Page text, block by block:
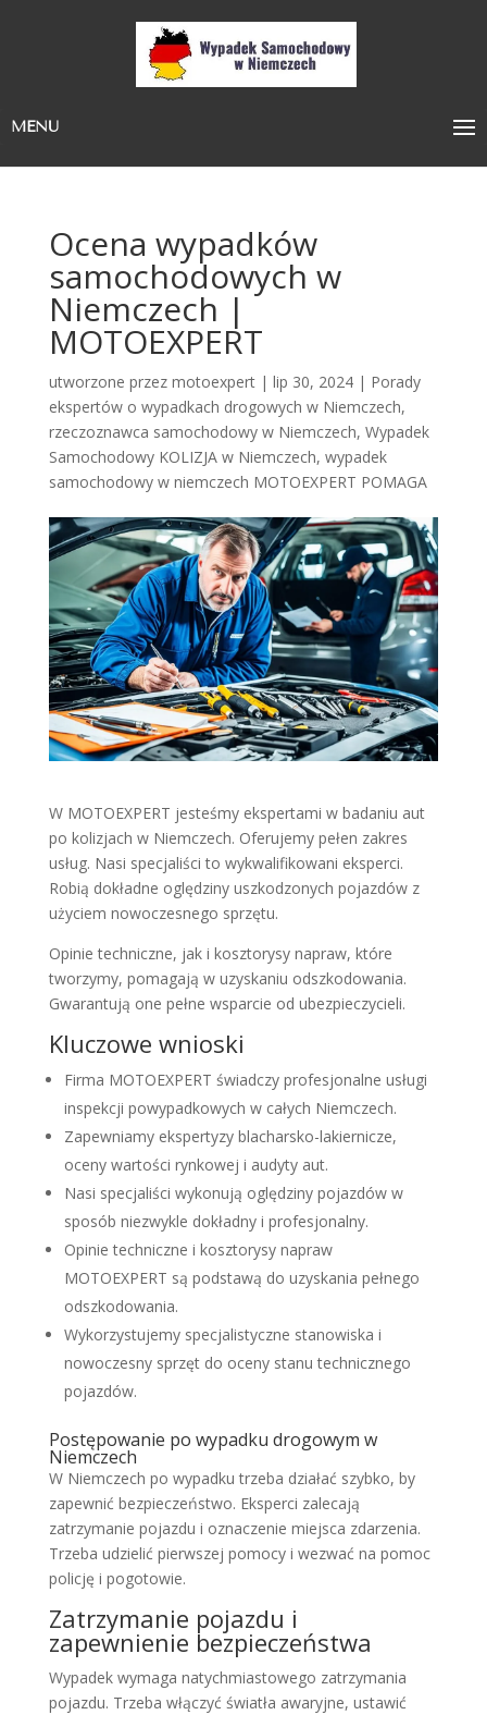
MENU
Ocena wypadków
samochodowych w
Niemczech |
MOTOEXPERT
utworzone przez motoexpert| lip 30, 2024| Porady
ekspertów o wypadkach drogowych w Niemczech,
rzeczoznawca samochodowy w Niemczech, Wypadek
Samochodowy KOLIZJA w Niemczech, wypadek
samochodowy w niemczech MOTOEXPERT POMAGA
W MOTOEXPERT jesteśmy ekspertami w badaniu aut
po kolizjach w Niemczech. Oferujemy pełen zakres
usług. Nasi specjaliści to wykwalifikowani eksperci.
Robią dokładne oględziny uszkodzonych pojazdów z
użyciem nowoczesnego sprzętu.
Opinie techniczne, jak i kosztorysy napraw, które
tworzymy, pomagają w uzyskaniu odszkodowania.
Gwarantują one pełne wsparcie od ubezpieczycieli.
Kluczowe wnioski
Firma MOTOEXPERT świadczy profesjonalne usługi
inspekcji powypadkowych w całych Niemczech.
Zapewniamy ekspertyzy blacharsko-lakiernicze,
oceny wartości rynkowej i audyty aut.
Nasi specjaliści wykonują oględziny pojazdów w
sposób niezwykle dokładny i profesjonalny.
Opinie techniczne i kosztorysy napraw
MOTOEXPERT są podstawą do uzyskania pełnego
odszkodowania.
Wykorzystujemy specjalistyczne stanowiska i
nowoczesny sprzęt do oceny stanu technicznego
pojazdów.
Postępowanie po wypadku drogowym w
Niemczech
W Niemczech po wypadku trzeba działać szybko, by
zapewnić bezpieczeństwo. Eksperci zalecają
zatrzymanie pojazdu i oznaczenie miejsca zdarzenia.
Trzeba udzielić pierwszej pomocy i wezwać na pomoc
policję i pogotowie.
Zatrzymanie pojazdu i
zapewnienie bezpieczeństwa
Wypadek wymaga natychmiastowego zatrzymania
pojazdu. Trzeba włączyć światła awaryjne, ustawić